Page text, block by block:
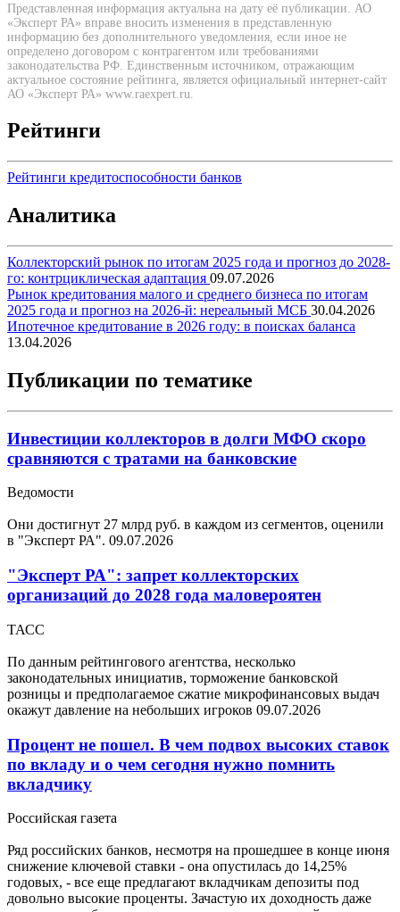
Представленная информация актуальна на дату её публикации. АО
«Эксперт РА» вправе вносить изменения в представленную
информацию без дополнительного уведомления, если иное не
определено договором с контрагентом или требованиями
законодательства РФ. Единственным источником, отражающим
актуальное состояние рейтинга, является официальный интернет-сайт
АО «Эксперт РА» www.raexpert.ru.
Рейтинги
Рейтинги кредитоспособности банков
Аналитика
Коллекторский рынок по итогам 2025 года и прогноз до 2028-
го: контрциклическая адаптация 09.07.2026
Рынок кредитования малого и среднего бизнеса по итогам
2025 года и прогноз на 2026-й: нереальный МСБ 30.04.2026
Ипотечное кредитование в 2026 году: в поисках баланса
13.04.2026
Публикации по тематике
Инвестиции коллекторов в долги МФО скоро
сравняются с тратами на банковские
Ведомости
Они достигнут 27 млрд руб. в каждом из сегментов, оценили
в "Эксперт РА". 09.07.2026
"Эксперт РА": запрет коллекторских
организаций до 2028 года маловероятен
ТАСС
По данным рейтингового агентства, несколько
законодательных инициатив, торможение банковской
розницы и предполагаемое сжатие микрофинансовых выдач
окажут давление на небольших игроков 09.07.2026
Процент не пошел. В чем подвох высоких ставок
по вкладу и о чем сегодня нужно помнить
вкладчику
Российская газета
Ряд российских банков, несмотря на прошедшее в конце июня
снижение ключевой ставки - она опустилась до 14,25%
годовых, - все еще предлагают вкладчикам депозиты под
довольно высокие проценты. Зачастую их доходность даже